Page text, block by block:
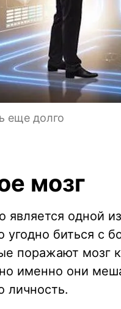
еще долго
мозг
является одной
биться с
поражают мозг
именно они
личность.